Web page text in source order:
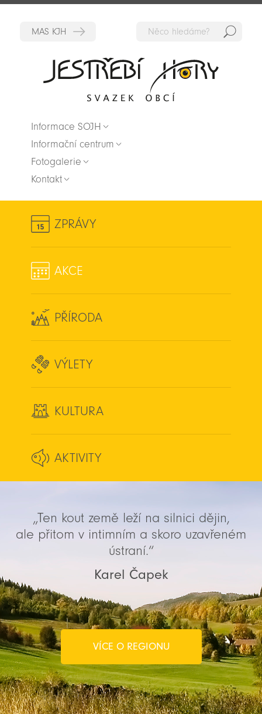
Informace SOJH
Informační centrum
Fotogalerie
Kontakt
ZPRÁVY
AKCE
PŘÍRODA
VÝLETY
KULTURA
AKTIVITY
„Ten kout země leží na silnici dějin,
ale přitom v intimním a skoro uzavřeném
ústraní.“
Karel Čapek
VÍCE O REGIONU